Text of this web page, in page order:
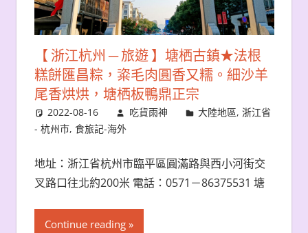
【 浙江杭州 ─ 旅遊 】塘栖古鎮★法根
糕餅匯昌粽，粢毛肉圓香又糯。細沙羊
尾香烘烘，塘栖板鴨鼎正宗
2022-08-16 吃貨雨神 大陸地區,浙江省
- 杭州市, 食旅記-海外
地址：浙江省杭州市臨平區圓滿路與西小河街交
叉路口往北約200米 電話：0571－86375531 塘
Continue reading